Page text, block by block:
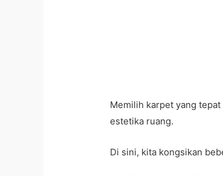
Memilih karpet yang
estetika ruang.
Di sini, kita kongsikan